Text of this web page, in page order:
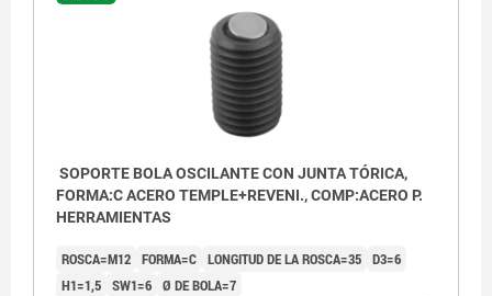
Forma K: bola POM aplanada, plana
Forma O: bola de acero inoxidable con
superficie de diamante
Forma P: bola de acero inoxidable con
superficie de poliuretano
SOPORTE BOLA OSCILANTE CON JUNTA TÓRICA,
FORMA:C ACERO TEMPLE+REVENI., COMP:ACERO P.
HERRAMIENTAS
ROSCA=M12 FORMA=C LONGITUD DE LA ROSCA=35 D3=6
H1=1,5 SW1=6 Ø DE BOLA=7